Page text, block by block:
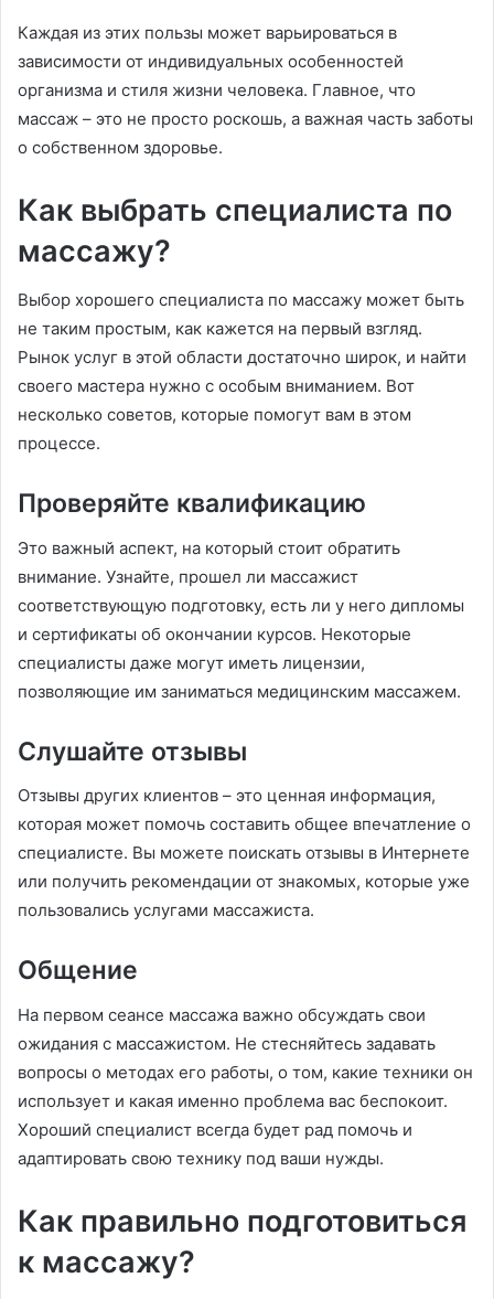
Каждая из этих пользы может варьироваться в
зависимости от индивидуальных особенностей
организма и стиля жизни человека. Главное, что
массаж – это не просто роскошь, а важная часть заботы
о собственном здоровье.
Как выбрать специалиста по
массажу?
Выбор хорошего специалиста по массажу может быть
не таким простым, как кажется на первый взгляд.
Рынок услуг в этой области достаточно широк, и найти
своего мастера нужно с особым вниманием. Вот
несколько советов, которые помогут вам в этом
процессе.
Проверяйте квалификацию
Это важный аспект, на который стоит обратить
внимание. Узнайте, прошел ли массажист
соответствующую подготовку, есть ли у него дипломы
и сертификаты об окончании курсов. Некоторые
специалисты даже могут иметь лицензии,
позволяющие им заниматься медицинским массажем.
Слушайте отзывы
Отзывы других клиентов – это ценная информация,
которая может помочь составить общее впечатление о
специалисте. Вы можете поискать отзывы в Интернете
или получить рекомендации от знакомых, которые уже
пользовались услугами массажиста.
Общение
На первом сеансе массажа важно обсуждать свои
ожидания с массажистом. Не стесняйтесь задавать
вопросы о методах его работы, о том, какие техники он
использует и какая именно проблема вас беспокоит.
Хороший специалист всегда будет рад помочь и
адаптировать свою технику под ваши нужды.
Как правильно подготовиться
к массажу?